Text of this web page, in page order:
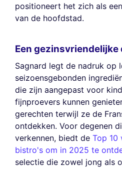
positioneert het zich als
van de hoofdstad.
Een
Sagnard legt de nadruk op
seizoensgebonden
die zijn aangepast voor
fijnproevers kunnen
gerechten terwijl ze de
ontdekken. Voor degenen
verkennen, biedt de Top 10
bistro's om in 2025 te
selectie die zowel jong als